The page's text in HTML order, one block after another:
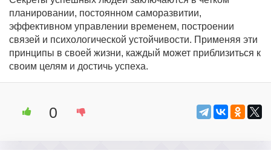
планировании, постоянном саморазвитии,
эффективном управлении временем, построении
связей и психологической устойчивости. Применяя эти
принципы в своей жизни, каждый может приблизиться к
своим целям и достичь успеха.
0